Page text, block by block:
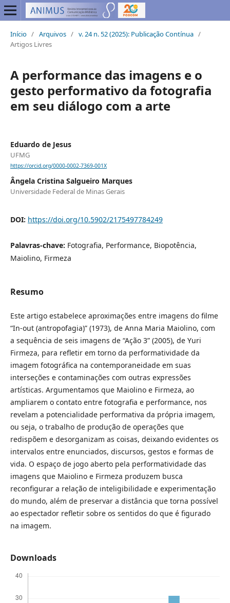
Início / Arquivos / v. 24 n. 52 (2025): Publicação Contínua /
Artigos Livres
A performance das imagens e o
gesto performativo da fotografia
em seu diálogo com a arte
Eduardo de Jesus
UFMG
https://orcid.org/0000-0002-7369-001X
Ângela Cristina Salgueiro Marques
Universidade Federal de Minas Gerais
DOI: https://doi.org/10.5902/2175497784249
Palavras-chave: Fotografia, Performance, Biopotência,
Maiolino, Firmeza
Resumo
Este artigo estabelece aproximações entre imagens do filme
“In-out (antropofagia)” (1973), de Anna Maria Maiolino, com
a sequência de seis imagens de “Ação 3” (2005), de Yuri
Firmeza, para refletir em torno da performatividade da
imagem fotográfica na contemporaneidade em suas
interseções e contaminações com outras expressões
artísticas. Argumentamos que Maiolino e Firmeza, ao
ampliarem o contato entre fotografia e performance, nos
revelam a potencialidade performativa da própria imagem,
ou seja, o trabalho de produção de operações que
redispõem e desorganizam as coisas, deixando evidentes os
intervalos entre enunciados, discursos, gestos e formas de
vida. O espaço de jogo aberto pela performatividade das
imagens que Maiolino e Firmeza produzem busca
reconfigurar a relação de inteligibilidade e experimentação
do mundo, além de preservar a distância que torna possível
ao espectador refletir sobre os sentidos do que é figurado
na imagem.
Downloads